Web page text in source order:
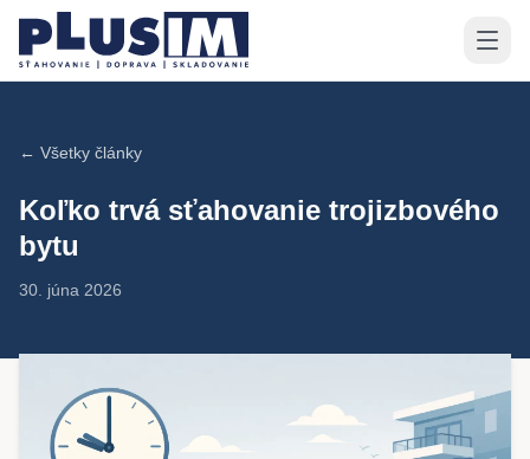
← Všetky články
Koľko trvá sťahovanie trojizbového
bytu
30. júna 2026